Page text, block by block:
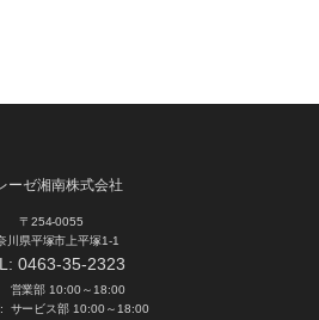
ーゼ湘南株式会社
〒254-0055
川県平塚市上平塚1-1
0463-35-2323
営業部 10:00～18:00
サービス部 10:00～18:00